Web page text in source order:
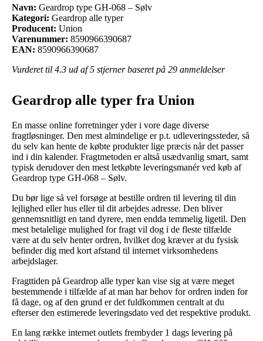
Navn: Geardrop type GH-068 – Sølv
Kategori: Geardrop alle typer
Producent: Union
Varenummer: 8590966390687
EAN: 8590966390687
Vurderet til 4.3 ud af 5 stjerner baseret på 29 anmeldelser
Geardrop alle typer fra Union
En masse online forretninger yder i vore dage diverse
fragtløsninger. Den mest almindelige er p.t. udleveringssteder, så
du selv kan hente de købte produkter lige præcis når det passer
ind i din kalender. Fragtmetoden er altså usædvanlig smart, samt
typisk derudover den mest letkøbte leveringsmanér ved køb af
Geardrop type GH-068 – Sølv.
Du bør lige så vel forsøge at bestille ordren til levering til din
lejlighed eller hus eller til dit arbejdes adresse. Den bliver
gennemsnitligt en tand dyrere, men endda temmelig ligetil. Den
mest betalelige mulighed for fragt vil dog i de fleste tilfælde
være at du selv henter ordren, hvilket dog kræver at du fysisk
befinder dig med kort afstand til internet virksomhedens
arbejdslager.
Fragttiden på Geardrop alle typer kan vise sig at være meget
bestemmende i tilfælde af at man har behov for ordren inden for
få dage, og af den grund er det fuldkommen centralt at du
efterser den estimerede leveringsdato ved det respektive produkt.
En lang række internet outlets frembyder 1 dags levering på